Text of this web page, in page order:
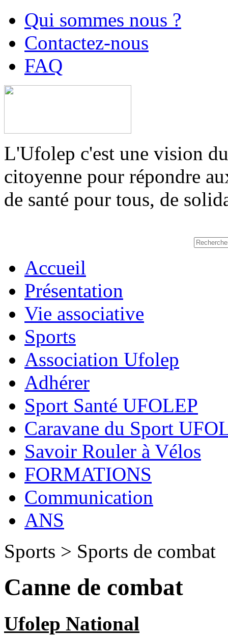
Qui sommes nous ?
Contactez-nous
FAQ
L'Ufolep c'est une vision
citoyenne pour répondre
de santé pour tous, de
Accueil
Présentation
Vie associative
Sports
Association Ufolep
Adhérer
Sport Santé UFOLEP
Caravane du Sport
Savoir Rouler à Vélos
FORMATIONS
Communication
ANS
Sports > Sports de combat
Canne de combat
Ufolep National